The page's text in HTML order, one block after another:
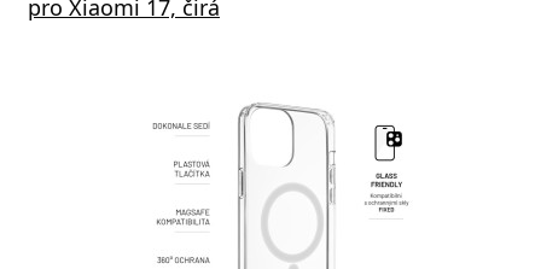
pro Xiaomi 17, čirá
DELIVERY ČERNÝ